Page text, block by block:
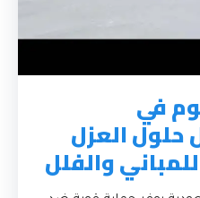
في
العزل
والفلل